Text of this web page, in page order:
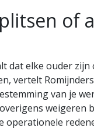
of
dat elke ouder
vertelt
van je
weigeren
operationele